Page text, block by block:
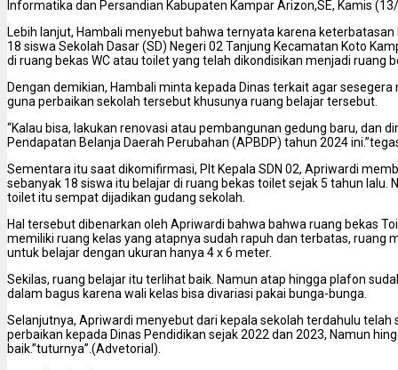
Informatika dan Persandian Kabupaten Kampar Arizon,SE, Kamis
Lebih lanjut, Hambali menyebut bahwa ternyata karena
18 siswa Sekolah Dasar (SD) Negeri 02 Tanjung Kecamatan Koto
di ruang bekas WC atau toilet yang telah dikondisikan menjadi ruang
Dengan demikian, Hambali minta kepada Dinas terkait agar
guna perbaikan sekolah tersebut khusunya ruang belajar tersebut.
“Kalau bisa, lakukan renovasi atau pembangunan gedung baru, dan
Pendapatan Belanja Daerah Perubahan (APBDP) tahun 2024
Sementara itu saat dikomifirmasi, Plt Kepala SDN 02, Apriwardi
sebanyak 18 siswa itu belajar di ruang bekas toilet sejak 5 tahun lalu.
toilet itu sempat dijadikan gudang sekolah.
Hal tersebut dibenarkan oleh Apriwardi bahwa bahwa ruang bekas
memiliki ruang kelas yang atapnya sudah rapuh dan terbatas, ruang
untuk belajar dengan ukuran hanya 4 x 6 meter.
Sekilas, ruang belajar itu terlihat baik. Namun atap hingga plafon
dalam bagus karena wali kelas bisa divariasi pakai bunga-bunga.
Selanjutnya, Apriwardi menyebut dari kepala sekolah terdahulu telah
perbaikan kepada Dinas Pendidikan sejak 2022 dan 2023, Namun
baik.”tuturnya”.(Advetorial).